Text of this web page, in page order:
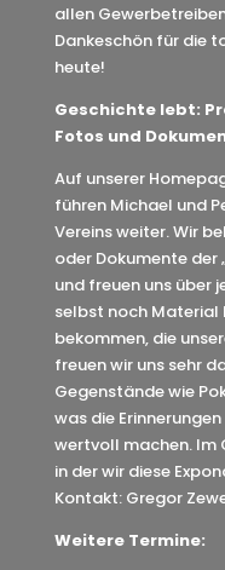
allen
Dankeschön für die
heute!
Geschichte lebt:
Fotos und
Auf unserer
führen Michael und
Vereins weiter. Wir
oder Dokumente der
und freuen uns über
selbst noch Material
bekommen, die
freuen wir uns sehr
Gegenstände wie
was die
wertvoll machen. Im
in der wir diese
Kontakt: Gregor
Weitere Termine: